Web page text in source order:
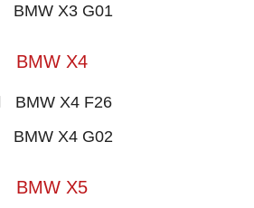
BMW X3 G01
BMW X4
BMW X4 F26
BMW X4 G02
BMW X5